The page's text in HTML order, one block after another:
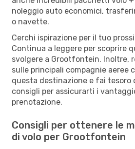
noleggio auto economici,
o navette.
Cerchi ispirazione per il tuo
Continua a leggere per scoprire
svolgere a Grootfontein. Inoltre,
sulle principali compagnie aeree
questa destinazione e fai tesoro
consigli per assicurarti i
prenotazione.
Consigli per ottenere le
di volo per Grootfontein